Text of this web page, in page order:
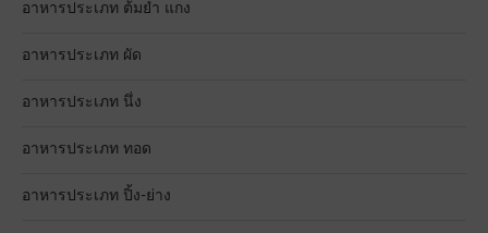
อาหารประเภท ต้มยำ แกง
อาหารประเภท ผัด
อาหารประเภท นึ่ง
อาหารประเภท ทอด
อาหารประเภท ปิ้ง-ย่าง